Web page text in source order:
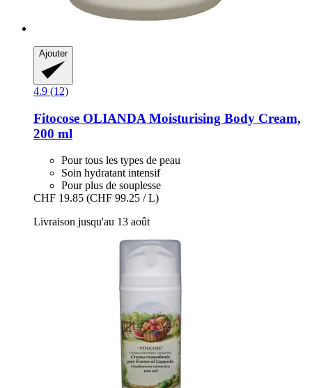
Ajouter
4.9 (12)
Fitocose OLIANDA Moisturising Body Cream,
200 ml
Pour tous les types de peau
Soin hydratant intensif
Pour plus de souplesse
CHF 19.85 (CHF 99.25 / L)
Livraison jusqu'au 13 août